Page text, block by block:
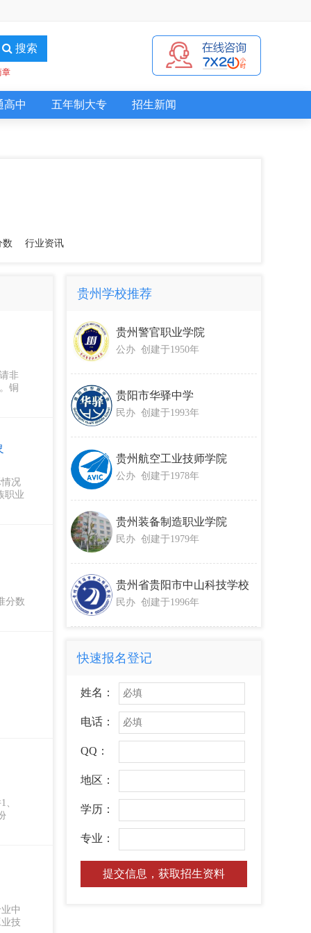
搜索
章
高中 五年制大专 招生新闻
数 行业资讯
非
铜
况
职业
分数
中
技
贵州学校推荐
贵州警官职业学院
公办 创建于1950年
贵阳市华驿中学
民办 创建于1993年
贵州航空工业技师学院
公办 创建于1978年
贵州装备制造职业学院
民办 创建于1979年
贵州省贵阳市中山科技学校
民办 创建于1996年
快速报名登记
姓名：
电话：
QQ：
地区：
学历：
专业：
提交信息，获取招生资料